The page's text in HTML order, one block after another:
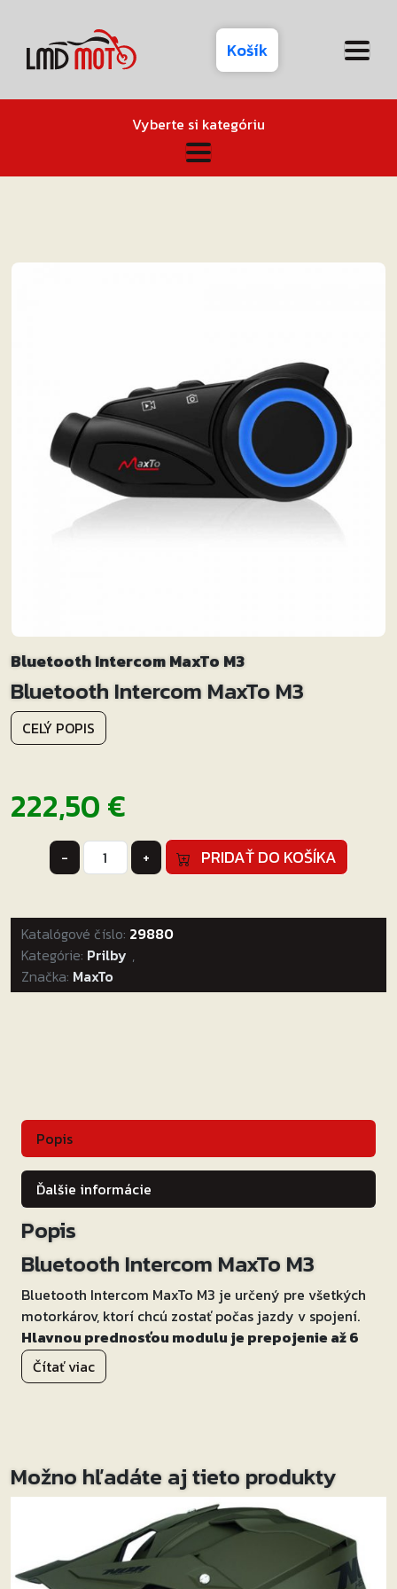
Košík
Vyberte si kategóriu
Bluetooth Intercom MaxTo M3
Bluetooth Intercom MaxTo M3
CELÝ POPIS
222,50€
-
množstvo
Bluetooth
MaxTo
M3
+ PRIDAŤ DO KOŠÍKA
Katalógové číslo: 29880
Kategórie: Prilby ,
Značka: MaxTo
Popis
Ďalšie informácie
Popis
Bluetooth Intercom MaxTo M3
Bluetooth Intercom MaxTo M3 je určený pre všetkých
motorkárov, ktorí chcú zostať počas jazdy v spojení.
Hlavnou prednosťou modulu je prepojenie až 6
interkomov pomocou Bluetooth a integrovaná
FULL HD kamera SONY.
Kompatibilný s ostatnými modulmi od iných
výrobcov.
Vhodný pre montáž do všetkých typov prilieb.
Balenie obsahuje dva typy mikrofónu – ako pre
integrálnu, tak aj pre otvorenú prilbu.
Čítať viac
Možno hľadáte aj tieto produkty